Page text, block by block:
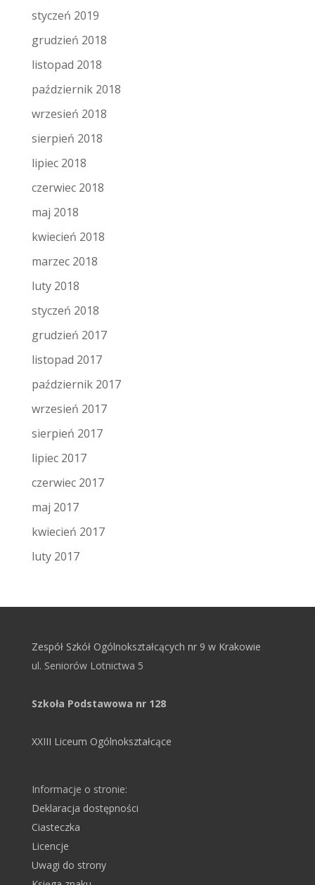
styczeń 2019
grudzień 2018
listopad 2018
październik 2018
wrzesień 2018
sierpień 2018
lipiec 2018
czerwiec 2018
maj 2018
kwiecień 2018
marzec 2018
luty 2018
styczeń 2018
grudzień 2017
listopad 2017
październik 2017
wrzesień 2017
sierpień 2017
lipiec 2017
czerwiec 2017
maj 2017
kwiecień 2017
luty 2017
Zespół Szkół Ogólnokształcących nr 9 w Krakowie
ul. Seniorów Lotnictwa 5
Szkoła Podstawowa nr 128
XXIII Liceum Ogólnokształcące
Informacje o stronie:
Deklaracja dostępności
Ciasteczka
Licencje
Uwagi do strony